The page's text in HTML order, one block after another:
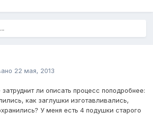
22 мая, 2013
ли описать процесс поподробнее:
как заглушки изготавливались,
У меня есть 4 подушки старого